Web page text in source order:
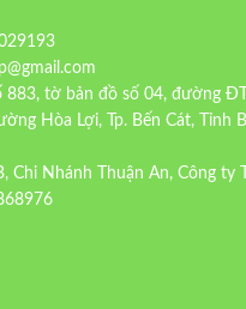
883, tờ bản đồ số 04, đường
Hòa Lợi, Tp. Bến Cát, Tỉnh
Chi Nhánh Thuận An, Công ty